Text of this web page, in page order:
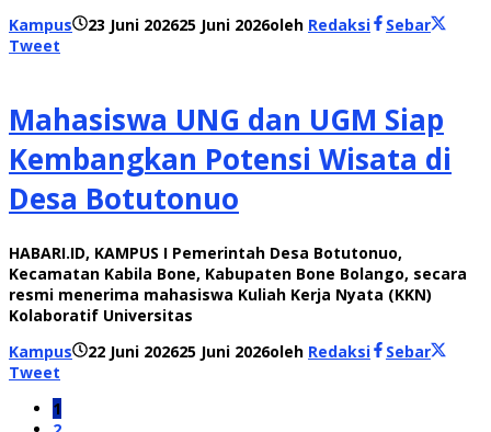
Kampus
23 Juni 202625 Juni 2026oleh Redaksi
Sebar
Tweet
Mahasiswa UNG dan UGM Siap
Kembangkan Potensi Wisata di
Desa Botutonuo
HABARI.ID, KAMPUS I Pemerintah Desa Botutonuo,
Kecamatan Kabila Bone, Kabupaten Bone Bolango, secara
resmi menerima mahasiswa Kuliah Kerja Nyata (KKN)
Kolaboratif Universitas
Kampus
22 Juni 202625 Juni 2026oleh Redaksi
Sebar
Tweet
1